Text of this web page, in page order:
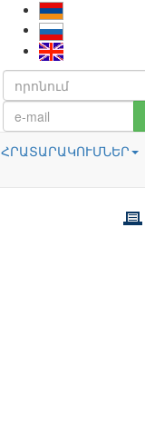
ՀՐԱՏԱՐԱԿՈՒՄՆԵՐ